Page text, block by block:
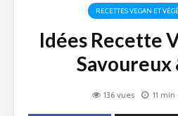
RECETTES VEGAN ET
Idées Recette
Savoureux
136 vues 11